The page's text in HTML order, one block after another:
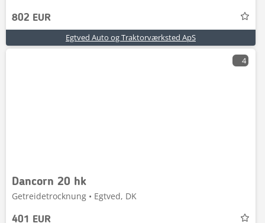
802 EUR
Egtved Auto og Traktorværksted ApS
4
Dancorn 20 hk
Getreidetrocknung • Egtved, DK
401 EUR